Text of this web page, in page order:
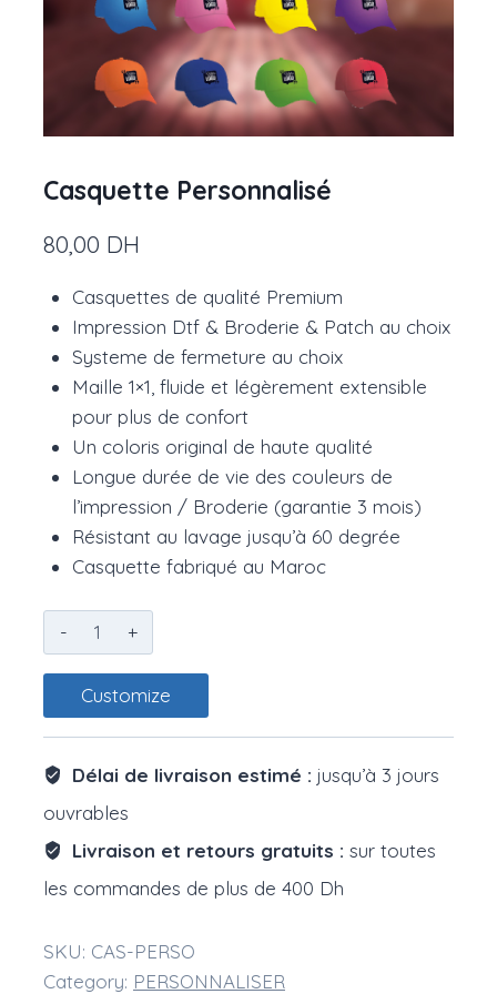
Casquette Personnalisé
80,00 DH
Casquettes de qualité Premium
Impression Dtf & Broderie & Patch au choix
Systeme de fermeture au choix
Maille 1×1, fluide et légèrement extensible
pour plus de confort
Un coloris original de haute qualité
Longue durée de vie des couleurs de
l’impression / Broderie (garantie 3 mois)
Résistant au lavage jusqu’à 60 degrée
Casquette fabriqué au Maroc
Casquette
Personnalisé
quantity
Customize
Délai de livraison estimé : jusqu’à 3 jours
ouvrables
Livraison et retours gratuits :sur toutes
les commandes de plus de 400 Dh
SKU: CAS-PERSO
Category: PERSONNALISER